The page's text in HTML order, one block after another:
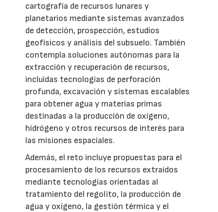
cartografía de recursos lunares y
planetarios mediante sistemas avanzados
de detección, prospección, estudios
geofísicos y análisis del subsuelo. También
contempla soluciones autónomas para la
extracción y recuperación de recursos,
incluidas tecnologías de perforación
profunda, excavación y sistemas escalables
para obtener agua y materias primas
destinadas a la producción de oxígeno,
hidrógeno y otros recursos de interés para
las misiones espaciales.
Además, el reto incluye propuestas para el
procesamiento de los recursos extraídos
mediante tecnologías orientadas al
tratamiento del regolito, la producción de
agua y oxígeno, la gestión térmica y el